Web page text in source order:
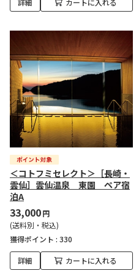
詳細 カートに入れる
＜コトフミセレクト＞［長崎・
雲仙］雲仙温泉 東園 ペア宿
泊A
33,000円
(送料別・税込)
獲得ポイント : 330
詳細 カートに入れる